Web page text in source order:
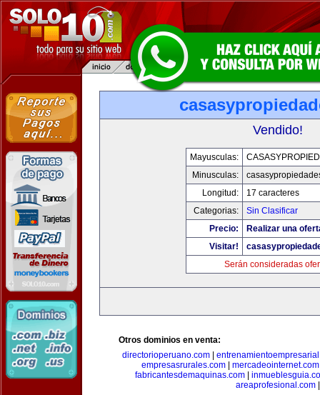
Vendido!
Mayusculas:
Minusculas:
Longitud:
17 caracteres
Categorias:
Sin Clasificar
Precio:
Realizar una
Visitar!
Serán consideradas
Otros dominios en venta:
directorioperuano.com|
empresasrurales.com
mercadeointernet.com
fabricantesdemaquinas.com|
areaprofesional.com